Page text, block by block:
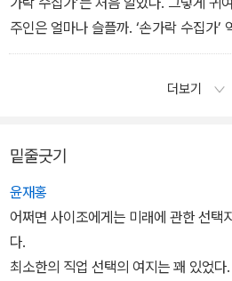
주인은 얼마나 슬플까. ‘손가락 수집가’
면 눈물이 날지도 모르겠다고 생각했다.
더보기
밑줄긋기
윤재홍
어쩌면 사이조에게는 미래에 관한 선택
다.
최소한의 직업 선택의 여지는 꽤 있었다.